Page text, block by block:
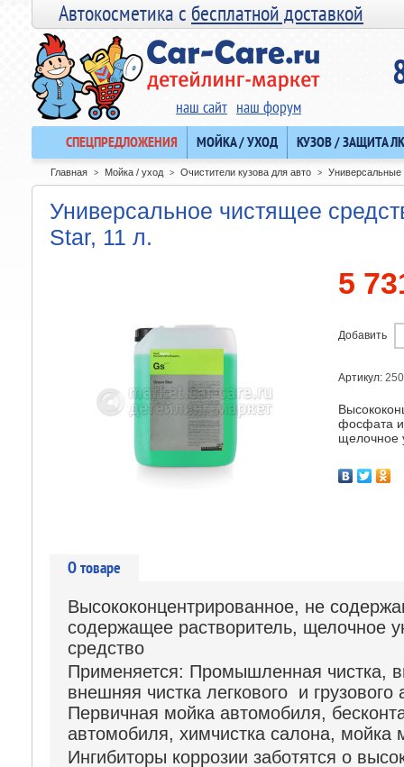
Автокосметика сбесплатной доставкой
наш сайт наш форум
СПЕЦПРЕДЛОЖЕНИЯ МОЙКА / УХОД КУЗОВ / ЗАЩИТА
Главная > Мойка / уход > Очистители кузова для авто > Универсальные
Универсальное чистящее
Star, 11 л.
5
Добавить
Артикул:
фосфата и
щелочное
О товаре
Высококонцентрированное, не
содержащее растворитель, щелочное
средство
Применяется: Промышленная чистка,
внешняя чистка легкового и грузового
Первичная мойка автомобиля,
автомобиля, химчистка салона, мойка
Ингибиторы коррозии заботятся о